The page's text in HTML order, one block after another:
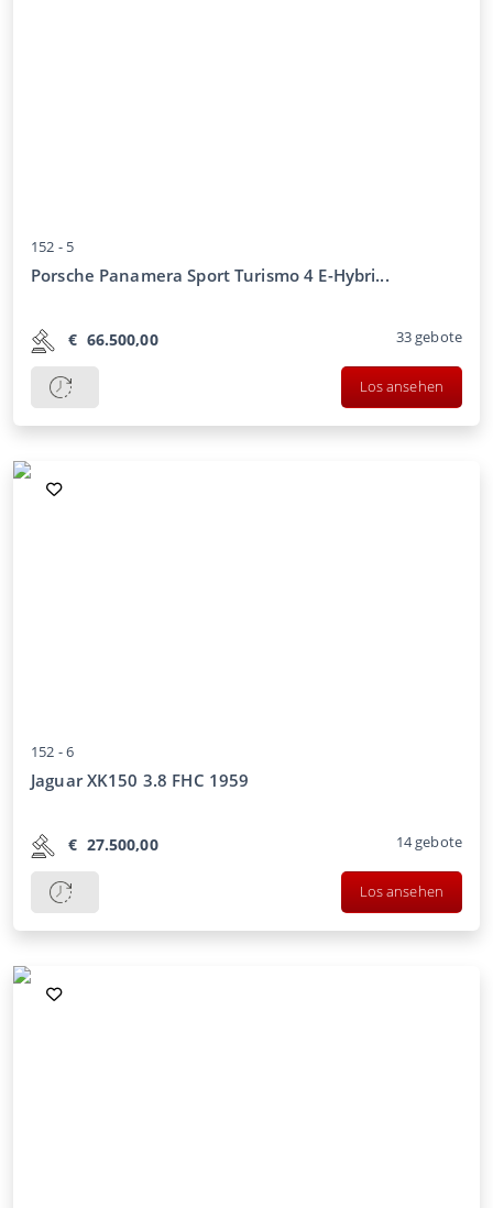
152 - 5
Porsche Panamera Sport Turismo 4 E-Hybri...
€ 66.500,00 33gebote
Los ansehen
152 -6
Jaguar XK150 3.8 FHC 1959
€ 27.500,00 14gebote
Los ansehen